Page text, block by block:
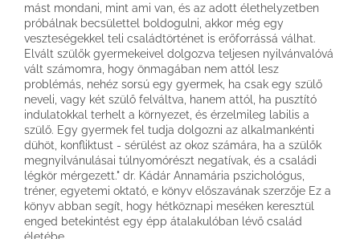
mást mondani, mint ami van, és az adott élethelyzetben
próbálnak becsülettel boldogulni, akkor még egy
veszteségekkel teli családtörténet is erőforrássá válhat.
Elvált szülők gyermekeivel dolgozva teljesen nyilvánvalóvá
vált számomra, hogy önmagában nem attól lesz
problémás, nehéz sorsú egy gyermek, ha csak egy szülő
neveli, vagy két szülő felváltva, hanem attól, ha pusztító
indulatokkal terhelt a környezet, és érzelmileg labilis a
szülő. Egy gyermek fel tudja dolgozni az alkalmankénti
dühöt, konfliktust - sérülést az okoz számára, ha a szülők
megnyilvánulásai túlnyomórészt negatívak, és a családi
légkör mérgezett." dr. Kádár Annamária pszichológus,
tréner, egyetemi oktató, e könyv előszavának szerzője Ez a
könyv abban segít, hogy hétköznapi meséken keresztül
enged betekintést egy épp átalakulóban lévő család
életébe.